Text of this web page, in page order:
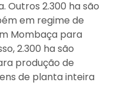
Outros 2.300 ha são
em regime de
Mombaça para
2.300 ha são
produção de
de planta inteira